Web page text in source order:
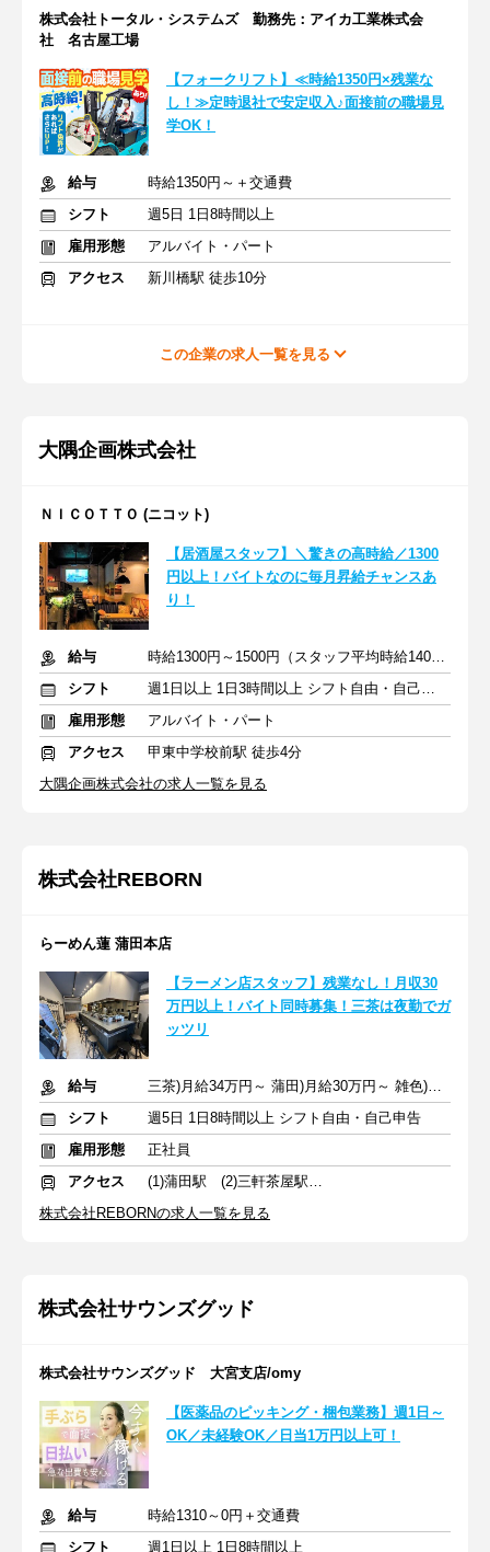
株式会社トータル・システムズ 勤務先：アイカ工業株式会
社 名古屋工場
【フォークリフト】≪時給1350円×残業な
し！≫定時退社で安定収入♪面接前の職場見
学OK！
給与
時給1350円～＋交通費
シフト
週5日 1日8時間以上
雇用形態
アルバイト・パート
アクセス
新川橋駅 徒歩10分
この企業の求人一覧を見る
大隅企画株式会社
ＮＩＣＯＴＴＯ (ニコット)
【居酒屋スタッフ】＼驚きの高時給／1300
円以上！バイトなのに毎月昇給チャンスあ
り！
給与
時給1300円～1500円（スタッフ平均時給1400円！）
シフト
週1日以上 1日3時間以上 シフト自由・自己申告
雇用形態
アルバイト・パート
アクセス
甲東中学校前駅 徒歩4分
大隅企画株式会社の求人一覧を見る
株式会社REBORN
らーめん蓮 蒲田本店
【ラーメン店スタッフ】残業なし！月収30
万円以上！バイト同時募集！三茶は夜勤でガ
ッツリ
給与
三茶)月給34万円～ 蒲田)月給30万円～ 雑色)月給25万円～+交通費
シフト
週5日 1日8時間以上 シフト自由・自己申告
雇用形態
正社員
アクセス
(1)蒲田駅 (2)三軒茶屋駅 (3)雑色駅
株式会社REBORNの求人一覧を見る
株式会社サウンズグッド
株式会社サウンズグッド 大宮支店/omy
【医薬品のピッキング・梱包業務】週1日～
OK／未経験OK／日当1万円以上可！
給与
時給1310～0円＋交通費
シフト
週1日以上 1日8時間以上